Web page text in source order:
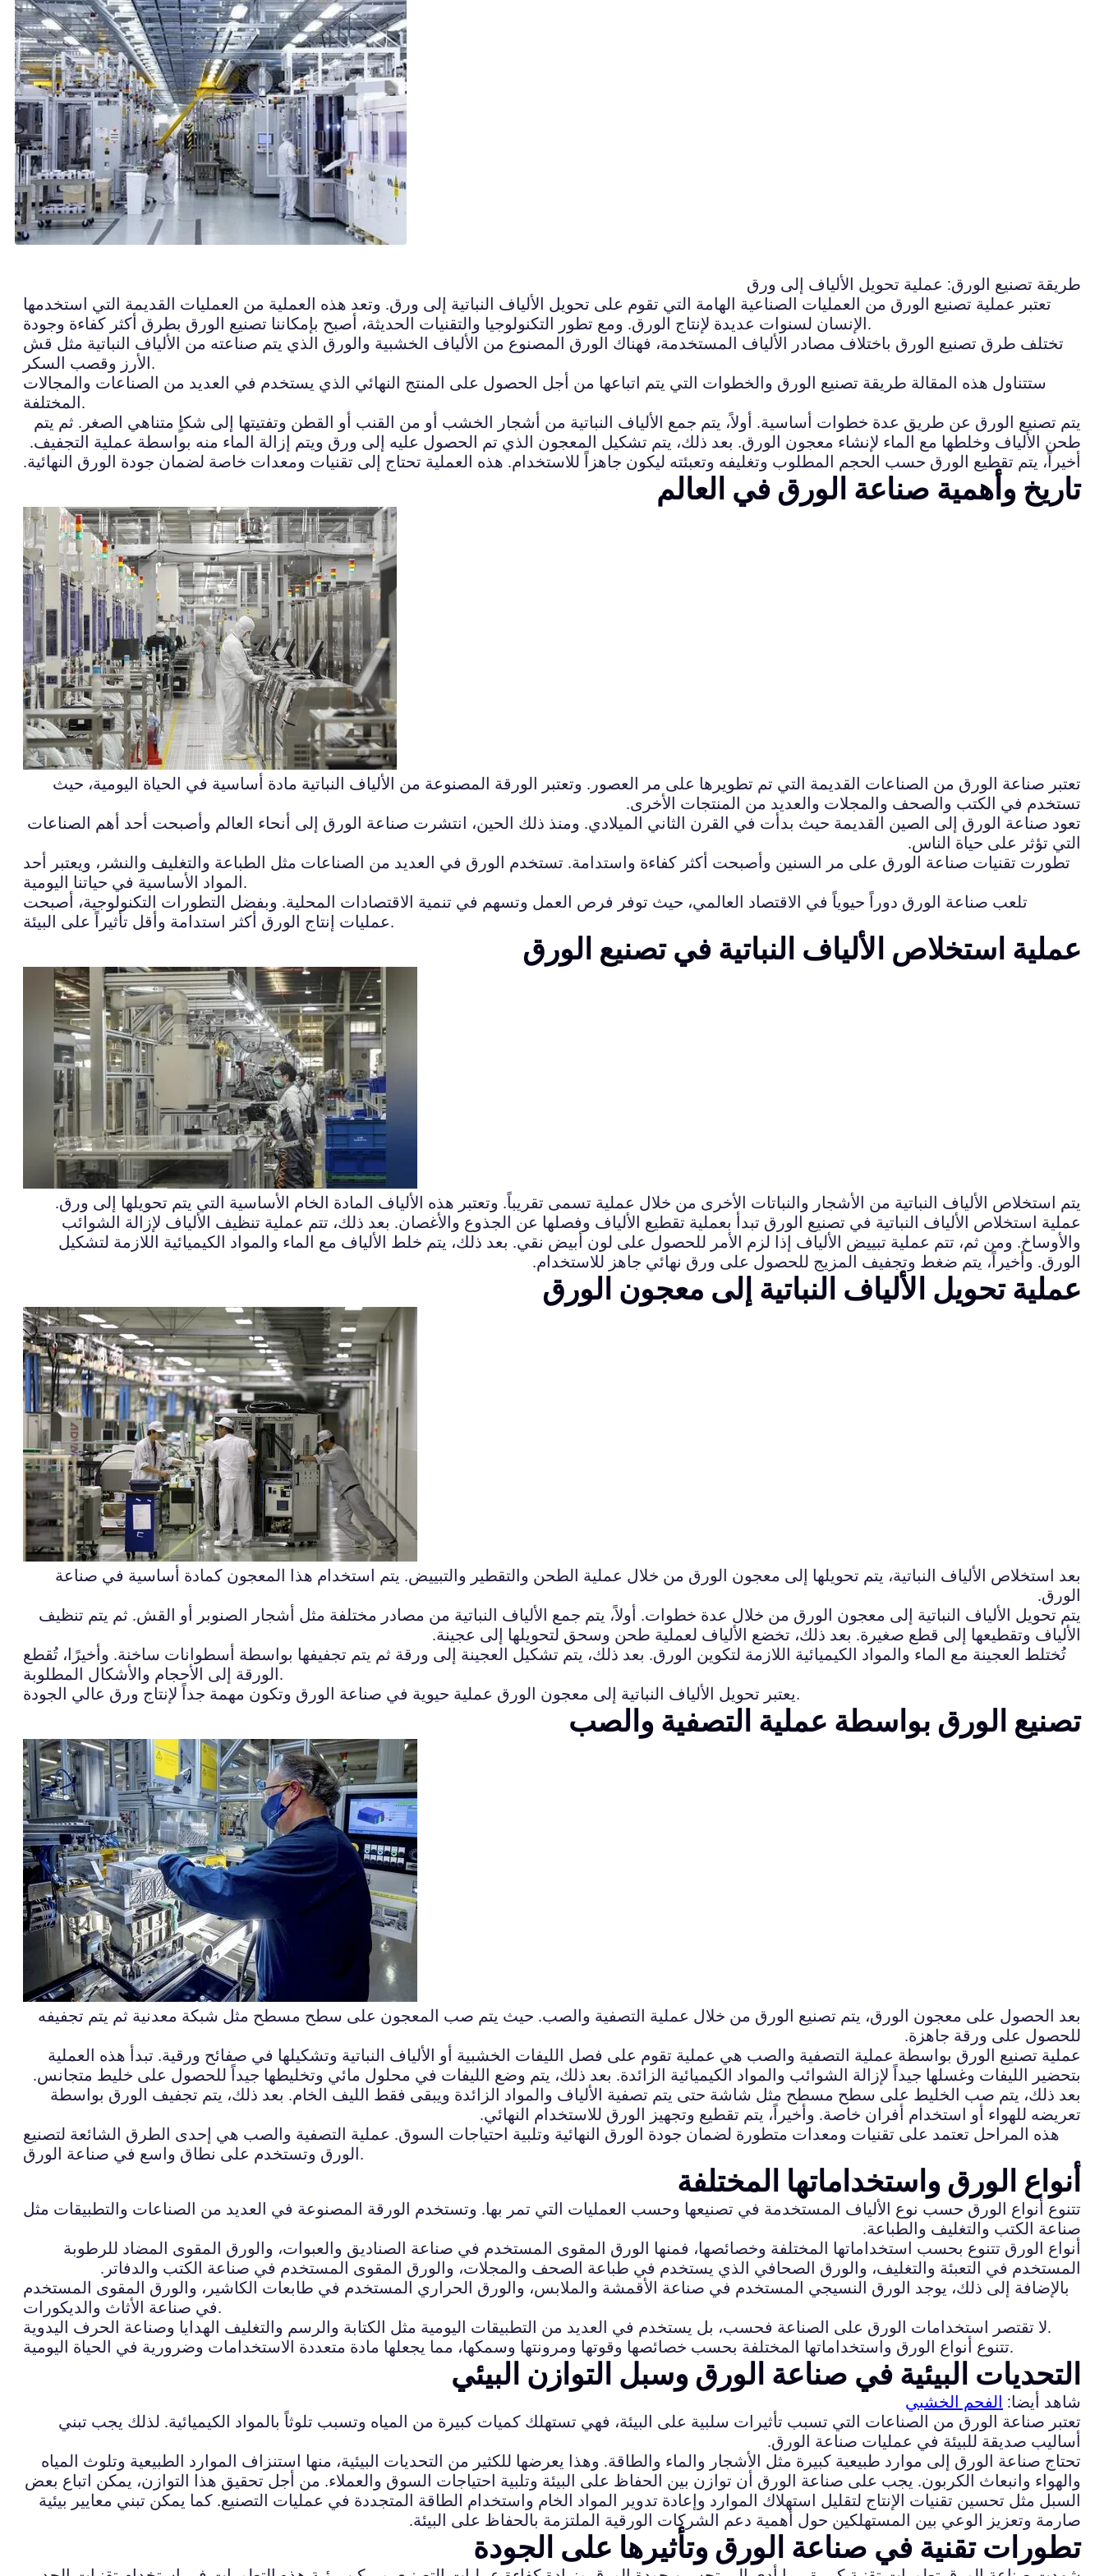
طريقة تصنيع الورق: عملية تحويل الألياف إلى ورق
تعتبر عملية تصنيع الورق من العمليات الصناعية الهامة التي تقوم على تحويل الألياف النباتية إلى ورق. وتعد هذه العملية من العمليات القديمة التي استخدمها
الإنسان لسنوات عديدة لإنتاج الورق. ومع تطور التكنولوجيا والتقنيات الحديثة، أصبح بإمكاننا تصنيع الورق بطرق أكثر كفاءة وجودة.
تختلف طرق تصنيع الورق باختلاف مصادر الألياف المستخدمة، فهناك الورق المصنوع من الألياف الخشبية والورق الذي يتم صناعته من الألياف النباتية مثل قش
الأرز وقصب السكر.
ستتناول هذه المقالة طريقة تصنيع الورق والخطوات التي يتم اتباعها من أجل الحصول على المنتج النهائي الذي يستخدم في العديد من الصناعات والمجالات
المختلفة.
يتم تصنيع الورق عن طريق عدة خطوات أساسية. أولاً، يتم جمع الألياف النباتية من أشجار الخشب أو من القنب أو القطن وتفتيتها إلى شكاٍ متناهي الصغر. ثم يتم
طحن الألياف وخلطها مع الماء لإنشاء معجون الورق. بعد ذلك، يتم تشكيل المعجون الذي تم الحصول عليه إلى ورق ويتم إزالة الماء منه بواسطة عملية التجفيف.
أخيراً، يتم تقطيع الورق حسب الحجم المطلوب وتغليفه وتعبئته ليكون جاهزاً للاستخدام. هذه العملية تحتاج إلى تقنيات ومعدات خاصة لضمان جودة الورق النهائية.
تاريخ وأهمية صناعة الورق في العالم
تعتبر صناعة الورق من الصناعات القديمة التي تم تطويرها على مر العصور. وتعتبر الورقة المصنوعة من الألياف النباتية مادة أساسية في الحياة اليومية، حيث
تستخدم في الكتب والصحف والمجلات والعديد من المنتجات الأخرى.
تعود صناعة الورق إلى الصين القديمة حيث بدأت في القرن الثاني الميلادي. ومنذ ذلك الحين، انتشرت صناعة الورق إلى أنحاء العالم وأصبحت أحد أهم الصناعات
التي تؤثر على حياة الناس.
تطورت تقنيات صناعة الورق على مر السنين وأصبحت أكثر كفاءة واستدامة. تستخدم الورق في العديد من الصناعات مثل الطباعة والتغليف والنشر، ويعتبر أحد
المواد الأساسية في حياتنا اليومية.
تلعب صناعة الورق دوراً حيوياً في الاقتصاد العالمي، حيث توفر فرص العمل وتسهم في تنمية الاقتصادات المحلية. وبفضل التطورات التكنولوجية، أصبحت
عمليات إنتاج الورق أكثر استدامة وأقل تأثيراً على البيئة.
عملية استخلاص الألياف النباتية في تصنيع الورق
يتم استخلاص الألياف النباتية من الأشجار والنباتات الأخرى من خلال عملية تسمى تقريباً. وتعتبر هذه الألياف المادة الخام الأساسية التي يتم تحويلها إلى ورق.
عملية استخلاص الألياف النباتية في تصنيع الورق تبدأ بعملية تقطيع الألياف وفصلها عن الجذوع والأغصان. بعد ذلك، تتم عملية تنظيف الألياف لإزالة الشوائب
والأوساخ. ومن ثم، تتم عملية تبييض الألياف إذا لزم الأمر للحصول على لون أبيض نقي. بعد ذلك، يتم خلط الألياف مع الماء والمواد الكيميائية اللازمة لتشكيل
الورق. وأخيراً، يتم ضغط وتجفيف المزيج للحصول على ورق نهائي جاهز للاستخدام.
عملية تحويل الألياف النباتية إلى معجون الورق
بعد استخلاص الألياف النباتية، يتم تحويلها إلى معجون الورق من خلال عملية الطحن والتقطير والتبييض. يتم استخدام هذا المعجون كمادة أساسية في صناعة
الورق.
يتم تحويل الألياف النباتية إلى معجون الورق من خلال عدة خطوات. أولاً، يتم جمع الألياف النباتية من مصادر مختلفة مثل أشجار الصنوبر أو القش. ثم يتم تنظيف
الألياف وتقطيعها إلى قطع صغيرة. بعد ذلك، تخضع الألياف لعملية طحن وسحق لتحويلها إلى عجينة.
تُختلط العجينة مع الماء والمواد الكيميائية اللازمة لتكوين الورق. بعد ذلك، يتم تشكيل العجينة إلى ورقة ثم يتم تجفيفها بواسطة أسطوانات ساخنة. وأخيرًا، تُقطع
الورقة إلى الأحجام والأشكال المطلوبة.
يعتبر تحويل الألياف النباتية إلى معجون الورق عملية حيوية في صناعة الورق وتكون مهمة جداً لإنتاج ورق عالي الجودة.
تصنيع الورق بواسطة عملية التصفية والصب
بعد الحصول على معجون الورق، يتم تصنيع الورق من خلال عملية التصفية والصب. حيث يتم صب المعجون على سطح مسطح مثل شبكة معدنية ثم يتم تجفيفه
للحصول على ورقة جاهزة.
عملية تصنيع الورق بواسطة عملية التصفية والصب هي عملية تقوم على فصل الليفات الخشبية أو الألياف النباتية وتشكيلها في صفائح ورقية. تبدأ هذه العملية
بتحضير الليفات وغسلها جيداً لإزالة الشوائب والمواد الكيميائية الزائدة. بعد ذلك، يتم وضع الليفات في محلول مائي وتخليطها جيداً للحصول على خليط متجانس.
بعد ذلك، يتم صب الخليط على سطح مسطح مثل شاشة حتى يتم تصفية الألياف والمواد الزائدة ويبقى فقط الليف الخام. بعد ذلك، يتم تجفيف الورق بواسطة
تعريضه للهواء أو استخدام أفران خاصة. وأخيراً، يتم تقطيع وتجهيز الورق للاستخدام النهائي.
هذه المراحل تعتمد على تقنيات ومعدات متطورة لضمان جودة الورق النهائية وتلبية احتياجات السوق. عملية التصفية والصب هي إحدى الطرق الشائعة لتصنيع
الورق وتستخدم على نطاق واسع في صناعة الورق.
أنواع الورق واستخداماتها المختلفة
تتنوع أنواع الورق حسب نوع الألياف المستخدمة في تصنيعها وحسب العمليات التي تمر بها. وتستخدم الورقة المصنوعة في العديد من الصناعات والتطبيقات مثل
صناعة الكتب والتغليف والطباعة.
أنواع الورق تتنوع بحسب استخداماتها المختلفة وخصائصها، فمنها الورق المقوى المستخدم في صناعة الصناديق والعبوات، والورق المقوى المضاد للرطوبة
المستخدم في التعبئة والتغليف، والورق الصحافي الذي يستخدم في طباعة الصحف والمجلات، والورق المقوى المستخدم في صناعة الكتب والدفاتر.
بالإضافة إلى ذلك، يوجد الورق النسيجي المستخدم في صناعة الأقمشة والملابس، والورق الحراري المستخدم في طابعات الكاشير، والورق المقوى المستخدم
في صناعة الأثاث والديكورات.
لا تقتصر استخدامات الورق على الصناعة فحسب، بل يستخدم في العديد من التطبيقات اليومية مثل الكتابة والرسم والتغليف الهدايا وصناعة الحرف اليدوية.
تتنوع أنواع الورق واستخداماتها المختلفة بحسب خصائصها وقوتها ومرونتها وسمكها، مما يجعلها مادة متعددة الاستخدامات وضرورية في الحياة اليومية.
التحديات البيئية في صناعة الورق وسبل التوازن البيئي
شاهد أيضا: الفحم الخشبي
تعتبر صناعة الورق من الصناعات التي تسبب تأثيرات سلبية على البيئة، فهي تستهلك كميات كبيرة من المياه وتسبب تلوثاً بالمواد الكيميائية. لذلك يجب تبني
أساليب صديقة للبيئة في عمليات صناعة الورق.
تحتاج صناعة الورق إلى موارد طبيعية كبيرة مثل الأشجار والماء والطاقة. وهذا يعرضها للكثير من التحديات البيئية، منها استنزاف الموارد الطبيعية وتلوث المياه
والهواء وانبعاث الكربون. يجب على صناعة الورق أن توازن بين الحفاظ على البيئة وتلبية احتياجات السوق والعملاء. من أجل تحقيق هذا التوازن، يمكن اتباع بعض
السبل مثل تحسين تقنيات الإنتاج لتقليل استهلاك الموارد وإعادة تدوير المواد الخام واستخدام الطاقة المتجددة في عمليات التصنيع. كما يمكن تبني معايير بيئية
صارمة وتعزيز الوعي بين المستهلكين حول أهمية دعم الشركات الورقية الملتزمة بالحفاظ على البيئة.
تطورات تقنية في صناعة الورق وتأثيرها على الجودة